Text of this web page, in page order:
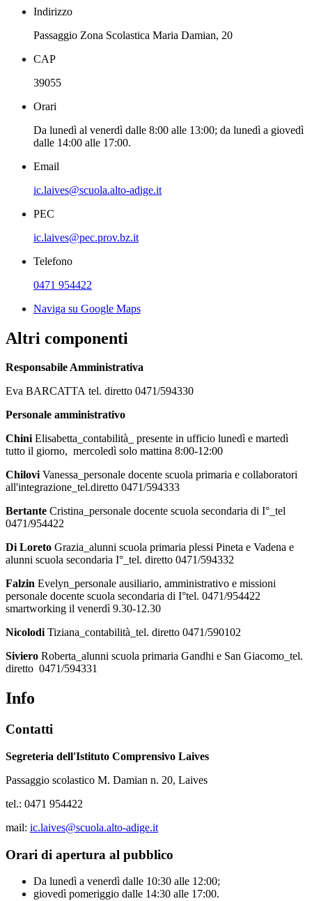
Indirizzo
Passaggio Zona Scolastica Maria Damian, 20
CAP
39055
Orari
Da lunedì al venerdì dalle 8:00 alle 13:00; da lunedì a giovedì
dalle 14:00 alle 17:00.
Email
ic.laives@scuola.alto-adige.it
PEC
ic.laives@pec.prov.bz.it
Telefono
0471 954422
Naviga su Google Maps
Altri componenti
Responsabile Amministrativa
Eva BARCATTA tel. diretto 0471/594330
Personale amministrativo
Chini Elisabetta _contabilità_ presente in ufficio lunedì e martedì
tutto il giorno, mercoledì solo mattina 8:00-12:00
ChiloviVanessa_personale docente scuola primaria e collaboratori
all'integrazione_tel.diretto 0471/594333
Bertante Cristina _personale docente scuola secondaria di I°_tel
0471/954422
Di Loreto Grazia_alunni scuola primaria plessi Pineta e Vadena e
alunni scuola secondaria I°_tel. diretto 0471/594332
Falzin Evelyn_personale ausiliario, amministrativo e missioni
personale docente scuola secondaria di I°tel. 0471/954422
smartworking il venerdì 9.30-12.30
NicolodiTiziana_contabilità_tel. diretto 0471/590102
Siviero Roberta_alunni scuola primaria Gandhi e San Giacomo_tel.
diretto 0471/594331
Info
Contatti
Segreteria dell'Istituto Comprensivo Laives
Passaggio scolastico M. Damian n. 20, Laives
tel.: 0471 954422
mail: ic.laives@scuola.alto-adige.it
Orari di apertura al pubblico
Da lunedì a venerdì dalle 10:30 alle 12:00;
giovedì pomeriggio dalle 14:30 alle 17:00.